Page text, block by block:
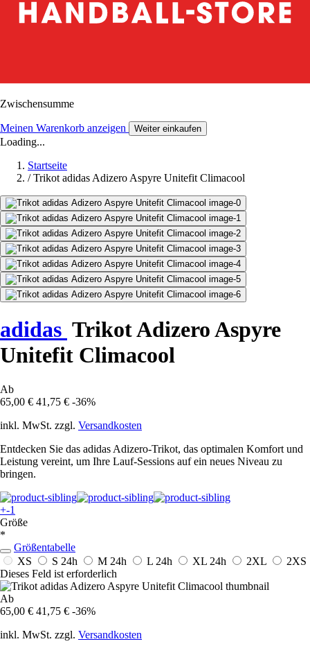
Zwischensumme
Meinen Warenkorb anzeigen Weiter einkaufen
Loading...
Startseite
/ Trikot adidas Adizero Aspyre Unitefit Climacool
adidas Trikot Adizero Aspyre
Unitefit Climacool
Ab
65,00 € 41,75 € -36%
inkl. MwSt. zzgl. Versandkosten
Entdecken Sie das adidas Adizero-Trikot, das optimalen Komfort und
Leistung vereint, um Ihre Lauf-Sessions auf ein neues Niveau zu
bringen.
+-1
Größe
*
Größentabelle
XS
S 24h M 24h L 24h XL 24h 2XL
2XS
Dieses Feld ist erforderlich
Ab
65,00 € 41,75 € -36%
inkl. MwSt. zzgl. Versandkosten